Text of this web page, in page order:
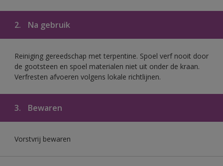
2. Na gebruik
Reiniging gereedschap met terpentine. Spoel verf nooit door
de gootsteen en spoel materialen niet uit onder de kraan.
Verfresten afvoeren volgens lokale richtlijnen.
3. Bewaren
Vorstvrij bewaren